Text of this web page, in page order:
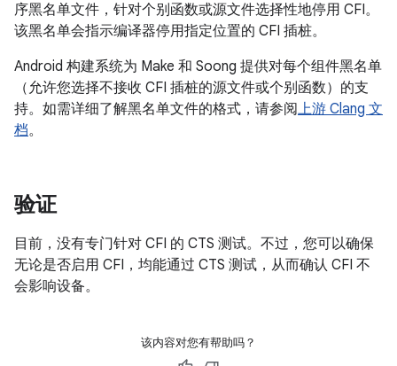
序黑名单文件，针对个别函数或源文件选择性地停用 CFI。
该黑名单会指示编译器停用指定位置的 CFI 插桩。
Android 构建系统为 Make 和 Soong 提供对每个组件黑名单
（允许您选择不接收 CFI 插桩的源文件或个别函数）的支
持。如需详细了解黑名单文件的格式，请参阅上游 Clang 文
档。
验证
目前，没有专门针对 CFI 的 CTS 测试。不过，您可以确保
无论是否启用 CFI，均能通过 CTS 测试，从而确认 CFI 不
会影响设备。
该内容对您有帮助吗？